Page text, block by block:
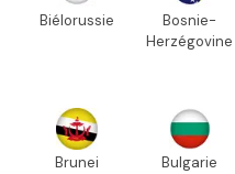
Biélorussie
Bosnie-
Herzégovine
Brunei Bulgarie